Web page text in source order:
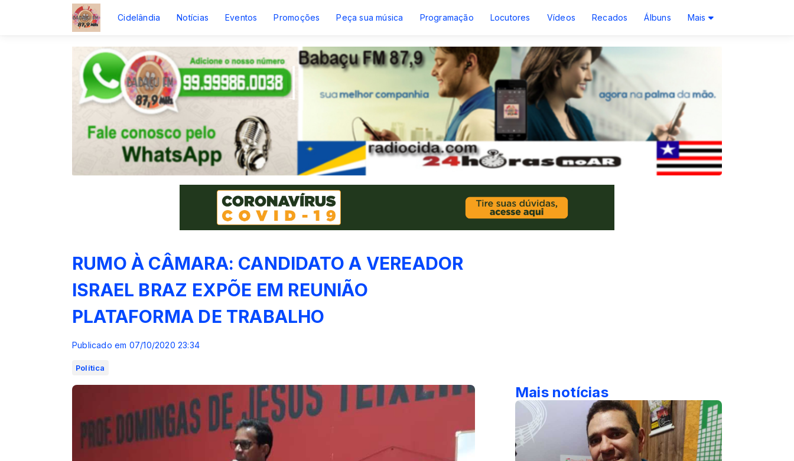
Cidelândia Notícias Eventos Promoções Peça sua música Programação Locutores Vídeos Recados Álbuns Mais
RUMO À CÂMARA: CANDIDATO A VEREADOR
ISRAEL BRAZ EXPÕE EM REUNIÃO
PLATAFORMA DE TRABALHO
Publicado em 07/10/2020 23:34
Política
Mais notícias